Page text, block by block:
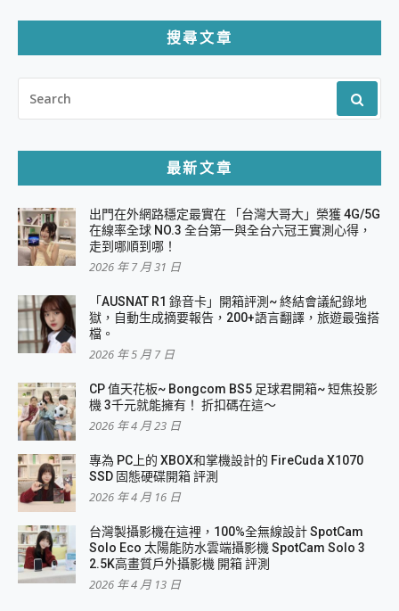
搜尋文章
FOR:
最新文章
出門在外網路穩定最實在 「台灣大哥大」榮獲 4G/5G
在線率全球 NO.3 全台第一與全台六冠王實測心得，
走到哪順到哪！
2026 年 7 月 31 日
「AUSNAT R1 錄音卡」開箱評測~ 終結會議紀錄地
獄，自動生成摘要報告，200+語言翻譯，旅遊最強搭
檔。
2026 年 5 月 7 日
CP 值天花板~ Bongcom BS5 足球君開箱~ 短焦投影
機 3千元就能擁有！ 折扣碼在這～
2026 年 4 月 23 日
專為 PC上的 XBOX和掌機設計的 FireCuda X1070
SSD 固態硬碟開箱 評測
2026 年 4 月 16 日
台灣製攝影機在這裡，100%全無線設計 SpotCam
Solo Eco 太陽能防水雲端攝影機 SpotCam Solo 3
2.5K高畫質戶外攝影機 開箱 評測
2026 年 4 月 13 日